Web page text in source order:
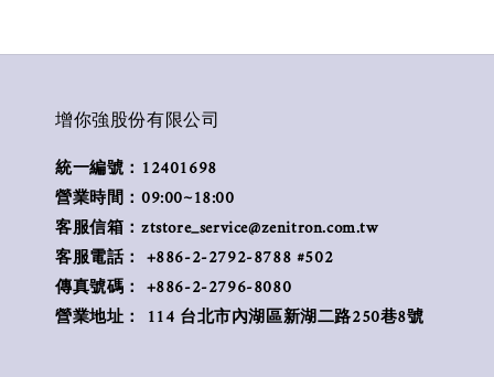
增你強股份有限公司
統一編號：12401698
營業時間：09:00~18:00
客服信箱：ztstore_service@zenitron.com.tw
客服電話： +886-2-2792-8788 #502
傳真號碼： +886-2-2796-8080
營業地址： 114 台北市內湖區新湖二路250巷8號